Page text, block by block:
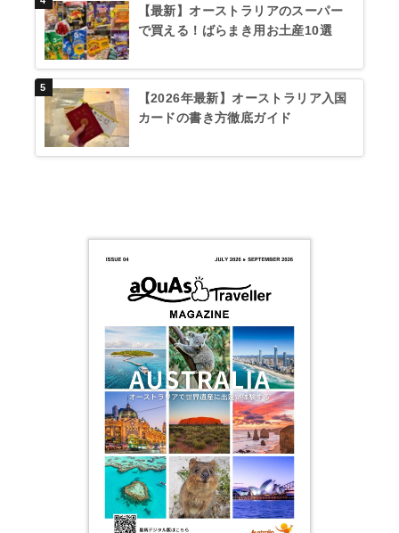
【最新】オーストラリアのスーパー
で買える！ばらまき用お土産10選
【2026年最新】オーストラリア入国
カードの書き方徹底ガイド